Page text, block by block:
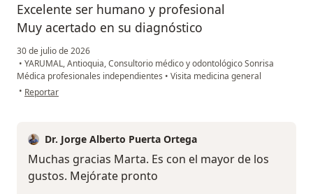
Excelente ser humano y profesional
Muy acertado en su diagnóstico
30 de julio de 2026
• YARUMAL, Antioquia, Consultorio médico y odontológico Sonrisa
Médica profesionales independientes • Visita medicina general
• en opinión del usuario Martha Elena Parra
Reportar
Dr. Jorge Alberto Puerta Ortega
Muchas gracias Marta. Es con el mayor de los
gustos. Mejórate pronto